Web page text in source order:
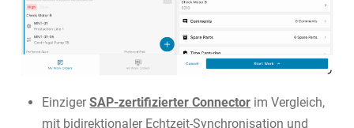
EinzigerSAP-zertifizierter Connector im Vergleich,
mit bidirektionaler Echtzeit-Synchronisation und